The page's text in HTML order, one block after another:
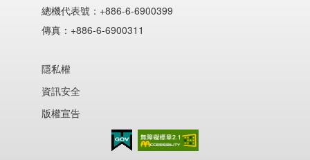
總機代表號：+886-6-6900399
傳真：+886-6-6900311
隱私權
資訊安全
版權宣告